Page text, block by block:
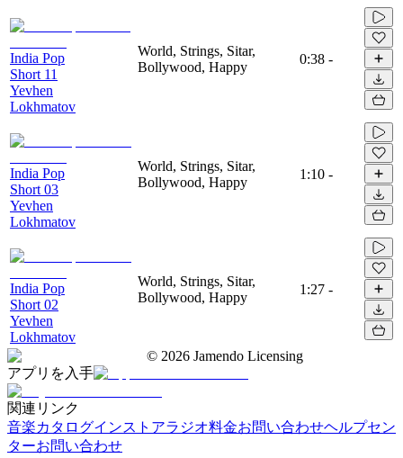
India Pop
Short 11
Yevhen
Lokhmatov
World, Strings, Sitar,
Bollywood, Happy
0:38 -
India Pop
Short 03
Yevhen
Lokhmatov
World, Strings, Sitar,
Bollywood, Happy
1:10 -
India Pop
Short 02
Yevhen
Lokhmatov
World, Strings, Sitar,
Bollywood, Happy
1:27 -
© 2026 Jamendo Licensing
アプリを入手
関連リンク
音楽カタログインストアラジオ料金お問い合わせヘルプセン
ターお問い合わせ